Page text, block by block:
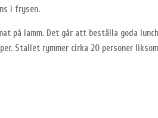
i frysen.
på lamm. Det går att beställa goda
Stallet rymmer cirka 20 personer liksom